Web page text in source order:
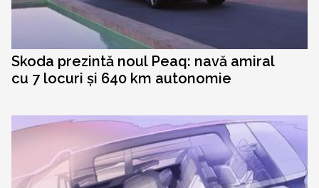
Skoda prezintă noul Peaq: navă amiral
cu 7 locuri și 640 km autonomie